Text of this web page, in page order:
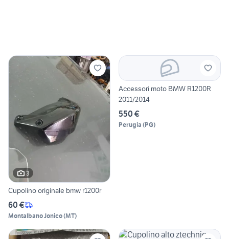
3
Cupolino originale bmw r1200r
60 €
Montalbano Jonico(MT)
Accessori moto BMW R1200R
2011/2014
550 €
Perugia (PG)